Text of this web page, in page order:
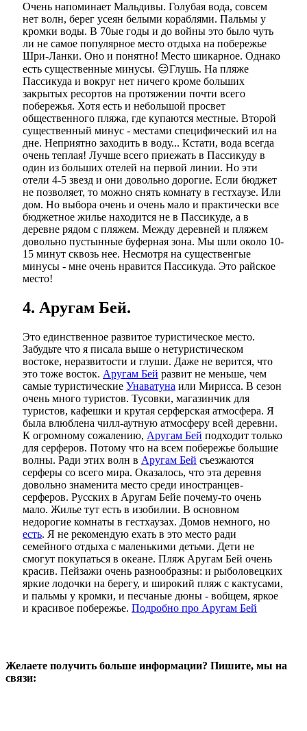
Очень напоминает Мальдивы. Голубая вода, совсем
нет волн, берег усеян белыми кораблями. Пальмы у
кромки воды. В 70ые годы и до войны это было чуть
ли не самое популярное место отдыха на побережье
Шри-Ланки. Оно и понятно! Место шикарное. Однако
есть существенные минусы. 😑Глушь. На пляже
Пассикуда и вокруг нет ничего кроме больших
закрытых ресортов на протяжении почти всего
побережья. Хотя есть и небольшой просвет
общественного пляжа, где купаются местные. Второй
существенный минус - местами специфический ил на
дне. Неприятно заходить в воду... Кстати, вода всегда
очень теплая! Лучше всего приежать в Пассикуду в
один из больших отелей на первой линии. Но эти
отели 4-5 звезд и они довольно дорогие. Если бюджет
не позволяет, то можно снять комнату в гестхаузе. Или
дом. Но выбора очень и очень мало и практически все
бюджетное жилье находится не в Пассикуде, а в
деревне рядом с пляжем. Между деревней и пляжем
довольно пустынные буферная зона. Мы шли около 10-
15 минут сквозь нее. Несмотря на существенгые
минусы - мне очень нравится Пассикуда. Это райское
место!
4. Аругам Бей.
Это единственное развитое туристическое место.
Забудьте что я писала выше о нетуристическом
востоке, неразвитости и глуши. Даже не верится, что
это тоже восток. Аругам Бей развит не меньше, чем
самые туристические Унаватуна или Мирисса. В сезон
очень много туристов. Тусовки, магазинчик для
туристов, кафешки и крутая серферская атмосфера. Я
была влюблена чилл-аутную атмосферу всей деревни.
К огромному сожалению, Аругам Бей подходит только
для серферов. Потому что на всем побережье большие
волны. Ради этих волн в Аругам Бей съезжаются
серферы со всего мира. Оказалось, что эта деревня
довольно знаменита место среди иностранцев-
серферов. Русских в Аругам Бейе почему-то очень
мало. Жилье тут есть в изобилии. В основном
недорогие комнаты в гестхаузах. Домов немного, но
есть. Я не рекомендую ехать в это место ради
семейного отдыха с маленькими детьми. Дети не
смогут покупаться в океане. Пляж Аругам Бей очень
красив. Пейзажи очень разнообразны: и рыболовецких
яркие лодочки на берегу, и широкий пляж с кактусами,
и пальмы у кромки, и песчаные дюны - вобщем, яркое
и красивое побережье. Подробно про Аругам Бей
Желаете получить больше информации? Пишите, мы на
связи: